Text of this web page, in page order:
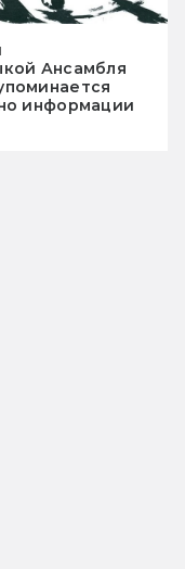
Ансамбля
информации